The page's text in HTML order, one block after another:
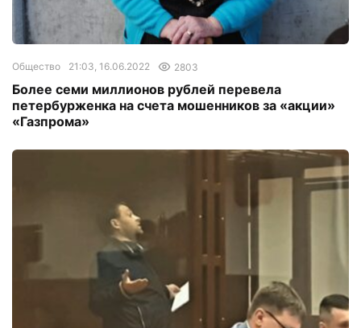
Общество 21:03, 16.06.2022 2803
Более семи миллионов рублей перевела
петербурженка на счета мошенников за «акции»
«Газпрома»